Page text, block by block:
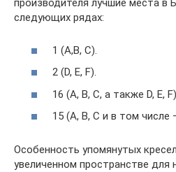
производителя лучшие места в
следующих рядах:
1 (A,B, C).
2 (D, E, F).
16 (A, B, C, а также D, E,
15 (A, B, C и в том числе
Особенность упомянутых
увеличенном пространстве для